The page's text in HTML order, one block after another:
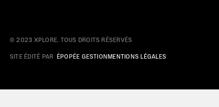
© 2023 XPLORE. TOUS DROITS RÉSERVÉS
SITE ÉDITÉ PAR ÉPOPÉE GESTION MENTIONS LÉGALES